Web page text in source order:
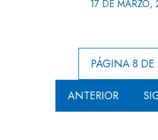
17 DE MARZO,
PÁGINA 8 DE
ANTERIOR